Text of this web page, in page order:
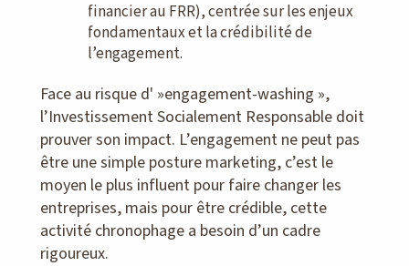
financier au FRR), centrée sur les enjeux
fondamentaux et la crédibilité de
l’engagement.
Face au risque d' »engagement-washing »,
l’Investissement Socialement Responsable doit
prouver son impact. L’engagement ne peut pas
être une simple posture marketing, c’est le
moyen le plus influent pour faire changer les
entreprises, mais pour être crédible, cette
activité chronophage a besoin d’un cadre
rigoureux.